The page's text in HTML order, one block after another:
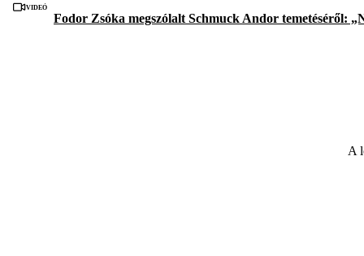
Fodor Zsóka megszólalt Schmuck Andor temetéséről:
Videó
A